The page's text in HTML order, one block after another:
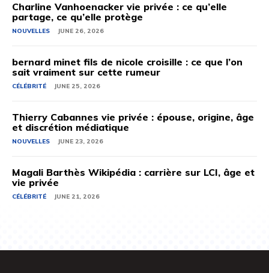
Charline Vanhoenacker vie privée : ce qu’elle
partage, ce qu’elle protège
NOUVELLES JUNE 26, 2026
bernard minet fils de nicole croisille : ce que l’on
sait vraiment sur cette rumeur
CÉLÉBRITÉ JUNE 25, 2026
Thierry Cabannes vie privée : épouse, origine, âge
et discrétion médiatique
NOUVELLES JUNE 23, 2026
Magali Barthès Wikipédia : carrière sur LCI, âge et
vie privée
CÉLÉBRITÉ JUNE 21, 2026